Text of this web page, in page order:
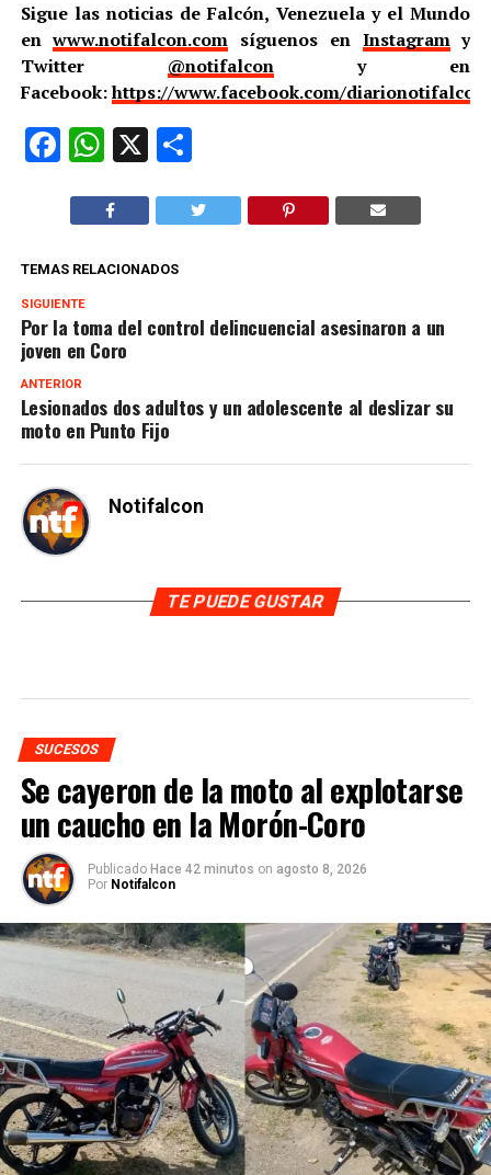
Sigue las noticias de Falcón, Venezuela y el Mundo
enwww.notifalcon.com síguenos en Instagramy
Twitter @notifalcony en
Facebook:https://www.facebook.com/
Facebook
WhatsApp
X Compartir
TEMAS RELACIONADOS
SIGUIENTE
Por la toma del control delincuencial asesinaron a un
joven en Coro
ANTERIOR
Lesionados dos adultos y un adolescente al deslizar su
moto en Punto Fijo
Notifalcon
TE PUEDE GUSTAR
SUCESOS
Se cayeron de la moto al explotarse
un caucho en la Morón-Coro
Publicado Hace 42 minutos on agosto 8, 2026
Por Notifalcon